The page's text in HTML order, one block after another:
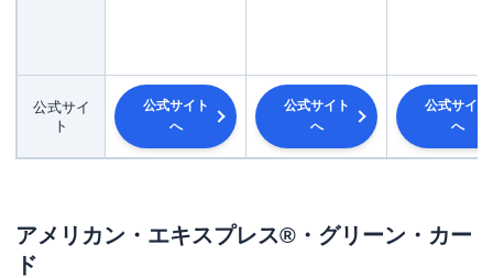
公式サイ
ト
公式サイト
へ
公式サイト
へ
公式サイト
へ
アメリカン・エキスプレス®・グリーン・カー
ド